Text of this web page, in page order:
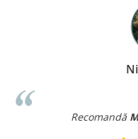
Recomandă